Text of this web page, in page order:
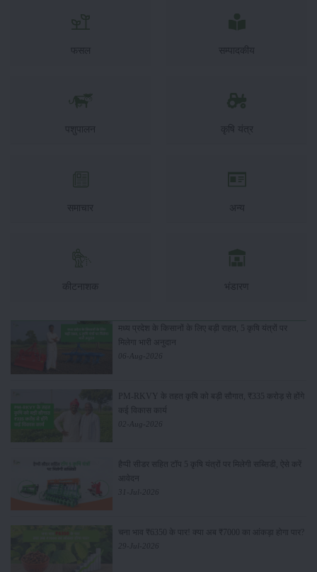
फसल सम्पादकीय
पशुपालन कृषि यंत्र
समाचार अन्य
कीटनाशक भंडारण
मध्य प्रदेश के किसानों के लिए बड़ी राहत, 5 कृषि यंत्रों पर
मिलेगा भारी अनुदान
06-Aug-2026
PM-RKVY के तहत कृषि को बड़ी सौगात, ₹335 करोड़ से होंगे
कई विकास कार्य
02-Aug-2026
हैप्पी सीडर सहित टॉप 5 कृषि यंत्रों पर मिलेगी सब्सिडी, ऐसे करें
आवेदन
31-Jul-2026
चना भाव ₹6350 के पार! क्या अब ₹7000 का आंकड़ा होगा पार?
29-Jul-2026